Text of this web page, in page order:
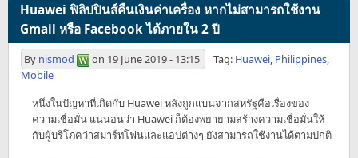
Huawei ฟิลิปปินส์คืนเงินค่าเครื่อง หากไม่สามารถใช้งาน
Gmail หรือ Facebook ได้ภายใน 2 ปี
By nismod on 19 June 2019 - 13:15 Tag: Huawei, Philippines,
Mobile
หนึ่งในปัญหาที่เกิดกับ Huawei หลังถูกแบนจากสหรัฐคือเรื่องของ
ความเชื่อมั่น แน่นอนว่า Huawei ก็ต้องพยายามสร้างความเชื่อมั่นให้
กับผู้บริโภคว่าสมาร์ทโฟนและแอปต่างๆ ยังสามารถใช้งานได้ตามปกติ